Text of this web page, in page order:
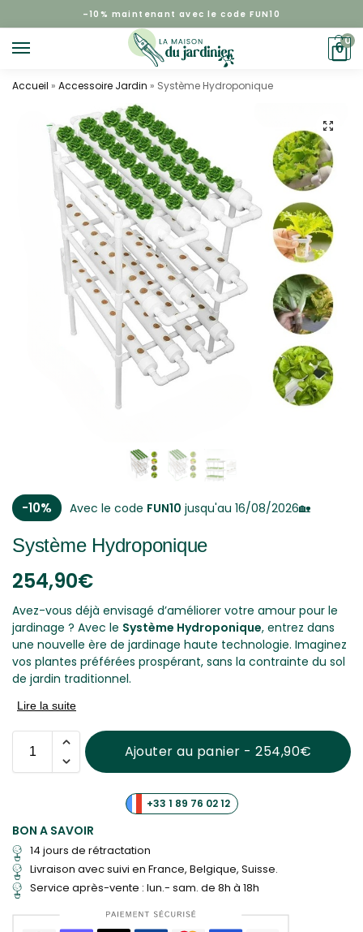
–10% maintenant avec le code FUN10
0
0
Accueil » Accessoire Jardin » Système Hydroponique
-10% Avec le code FUN10 jusqu'au 16/08/2026🏡
Système Hydroponique
254,90€
Avez-vous déjà envisagé d’améliorer votre amour pour le
jardinage ? Avec le Système Hydroponique, entrez dans
une nouvelle ère de jardinage haute technologie. Imaginez
vos plantes préférées prospérant, sans la contrainte du sol
de jardin traditionnel.
Lire la suite
Ajouter au panier - 254,90€
+33 1 89 76 02 12
BON A SAVOIR
14 jours de rétractation
Livraison avec suivi en France, Belgique, Suisse.
Service après-vente : lun.- sam. de 8h à 18h